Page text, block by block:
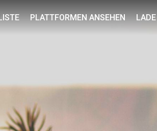
PLATTFORMEN ANSEHEN